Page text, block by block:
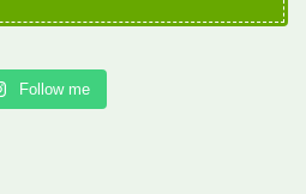
Follow me